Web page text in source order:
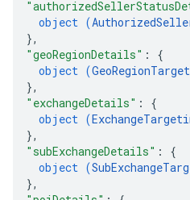
object (
},
"geoRegionDetails" : {
object (
},
"exchangeDetails" : {
object (
},
"subExchangeDetails" : {
object (
},